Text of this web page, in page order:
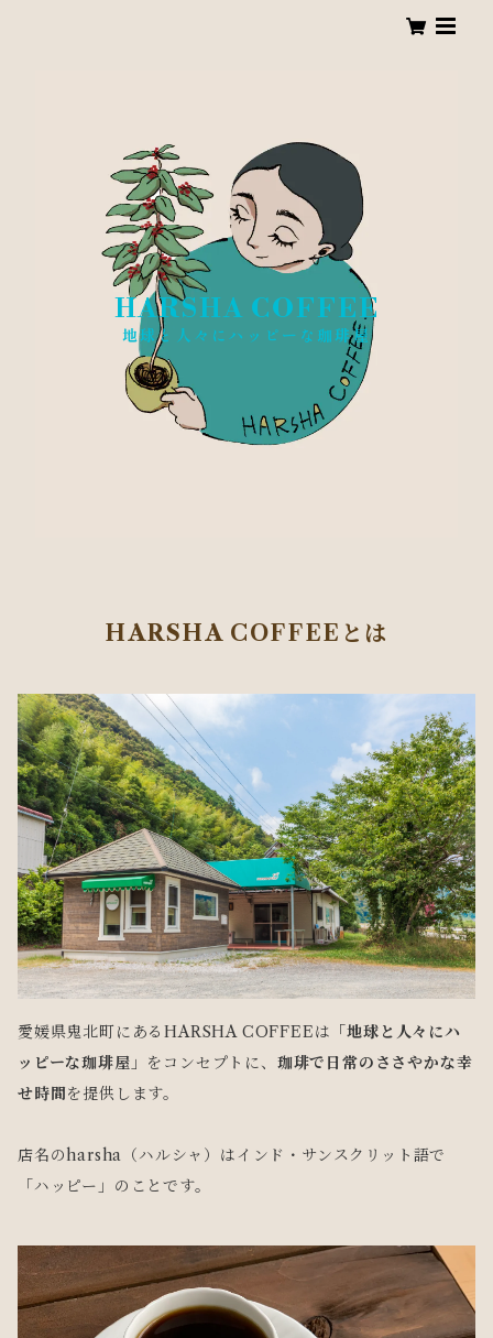
HARSHA COFFEE
地球と人々にハッピーな珈琲屋
HARSHA COFFEEとは
愛媛県鬼北町にあるHARSHA COFFEEは 「地球と人々にハ
ッピーな珈琲屋」 をコンセプトに、 珈琲で日常のささやかな幸
せ時間を提供します。
店名のharsha（ハルシャ）はインド・サンスクリット語で
「ハッピー」のことです。